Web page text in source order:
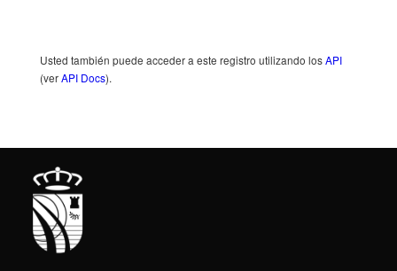
Usted también puede acceder a este registro utilizando losAPI
(verAPI Docs).